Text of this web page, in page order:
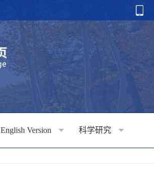
English Version 科学研究